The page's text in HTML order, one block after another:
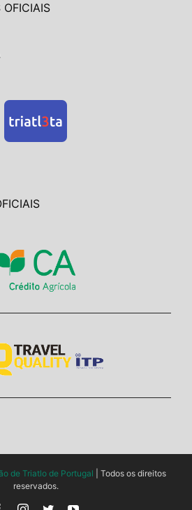
OFICIAIS
de Triatlo de Portugal | Todos os direitos
reservados.